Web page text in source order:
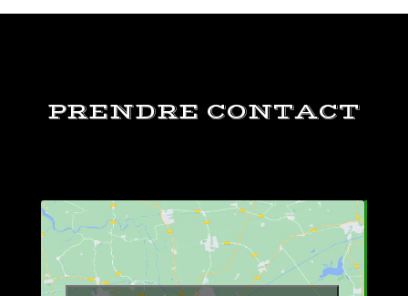
PRENDRE CONTACT